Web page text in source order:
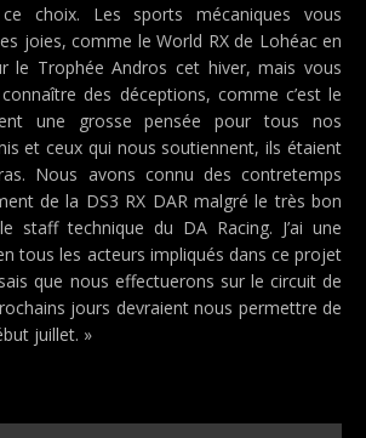
choix. Les sports mécaniques vous
joies, comme le World RX de Lohéac en
le Trophée Andros cet hiver, mais vous
des déceptions, comme c’est le
une grosse pensée pour tous nos
et ceux qui nous soutiennent, ils étaient
Nous avons connu des contretemps
de la DS3 RX DAR malgré le très bon
staff technique du DA Racing. J’ai une
tous les acteurs impliqués dans ce projet
que nous effectuerons sur le circuit de
jours devraient nous permettre de
juillet. »